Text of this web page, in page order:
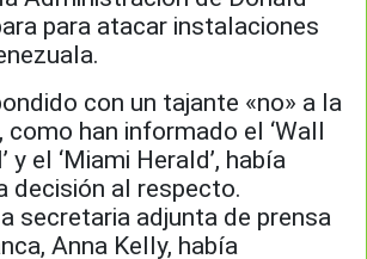
para atacar instalaciones
con un tajante «no» a la
como han informado el ‘Wall
y el ‘Miami Herald’, había
decisión al respecto.
secretaria adjunta de prensa
Anna Kelly, había